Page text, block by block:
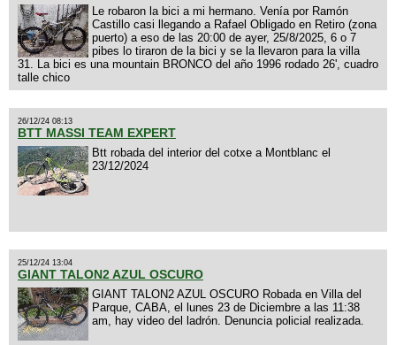
Le robaron la bici a mi hermano. Venía por Ramón
Castillo casi llegando a Rafael Obligado en Retiro (zona
puerto) a eso de las 20:00 de ayer, 25/8/2025, 6 o 7
pibes lo tiraron de la bici y se la llevaron para la villa
31. La bici es una mountain BRONCO del año 1996 rodado 26', cuadro
talle chico
26/12/24 08:13
BTT MASSI TEAM EXPERT
Btt robada del interior del cotxe a Montblanc el
23/12/2024
25/12/24 13:04
GIANT TALON2 AZUL OSCURO
GIANT TALON2 AZUL OSCURO Robada en Villa del
Parque, CABA, el lunes 23 de Diciembre a las 11:38
am, hay video del ladrón. Denuncia policial realizada.